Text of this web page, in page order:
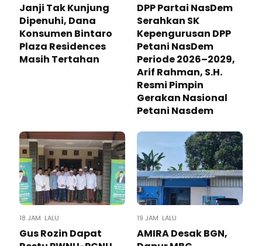
Janji Tak Kunjung
Dipenuhi, Dana
Konsumen Bintaro
Plaza Residences
Masih Tertahan
DPP Partai NasDem
Serahkan SK
Kepengurusan DPP
Petani NasDem
Periode 2026–2029,
Arif Rahman, S.H.
Resmi Pimpin
Gerakan Nasional
Petani Nasdem
18 JAM LALU
Gus Rozin Dapat
19 JAM LALU
AMIRA Desak BGN,